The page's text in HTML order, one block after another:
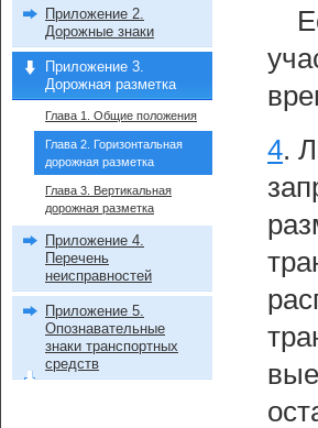
4.
Приложение 2.
Дорожные знаки
Приложение 3.
Дорожная разметка
Глава 1. Общие положения
Глава 2. Горизонтальная
дорожная разметка
Глава 3. Вертикальная
дорожная разметка
Приложение 4.
Перечень
неисправностей
Приложение 5.
Опознавательные
знаки транспортных
средств